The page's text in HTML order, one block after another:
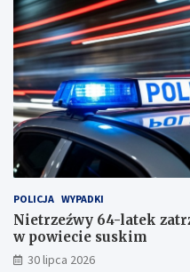
b
i
j
a
n
a
r
k
o
t
y
k
o
w
y
g
j
a
z
d
ę
b
e
z
p
a
s
ó
w
w
p
o
POLICJA WYPADKI
Nietrzeźwy 64-latek
w powiecie suskim
30 lipca 2026